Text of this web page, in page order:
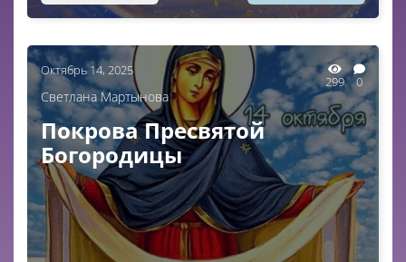
Октябрь 14, 2025
299 0
Светлана Мартынова
Покрова Пресвятой
Богородицы